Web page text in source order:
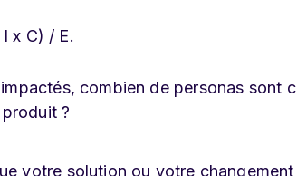
x C) / E.
combien de personas sont
?
votre solution ou votre